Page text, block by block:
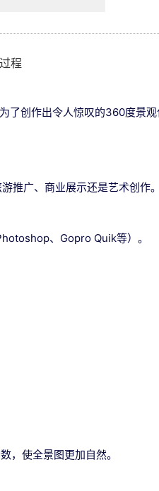
程
了创作出令人惊叹的360度景
推广、商业展示还是艺术创作。
、Gopro Quik等）。
，使全景图更加自然。